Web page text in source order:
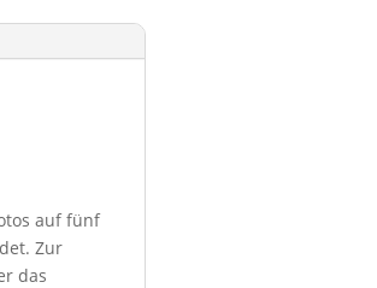
auf fünf
Zur
das